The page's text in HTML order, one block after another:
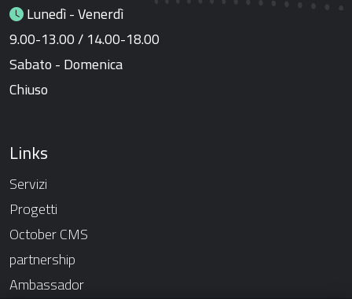
Lunedì - Venerdì
9.00-13.00 / 14.00-18.00
Sabato - Domenica
Chiuso
Links
Servizi
Progetti
October CMS
partnership
Ambassador